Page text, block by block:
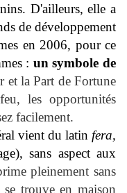
D'ailleurs, elle a
de développement
en 2006, pour ce
: un symbole de
et la Part de Fortune
les opportunités
facilement.
vient du latin fera,
sans aspect aux
pleinement sans
trouve en maison